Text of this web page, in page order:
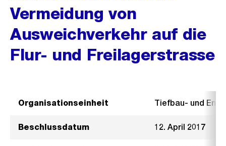
Vermeidung von
Ausweichverkehr auf die
Flur- und Freilagerstrasse
Organisationseinheit Tiefbau- und
Beschlussdatum 12. April 2017